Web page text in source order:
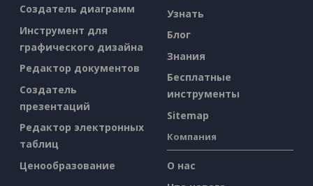
Создатель диаграмм
Инструмент для
графического дизайна
Редактор документов
Создатель
презентаций
Редактор электронных
таблиц
Ценообразование
Узнать
Блог
Знания
Бесплатные
инструменты
Sitemap
Компания
О нас